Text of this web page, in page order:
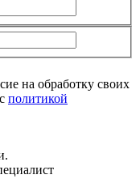
на обработку своих
политикой